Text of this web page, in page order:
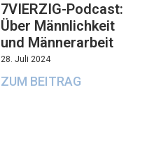
7VIERZIG-Podcast:
Über Männlichkeit
und Männerarbeit
28. Juli 2024
ZUM BEITRAG